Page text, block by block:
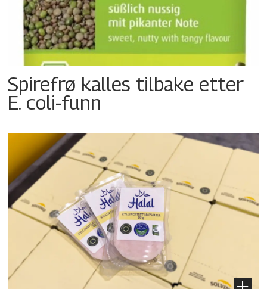
Spirefrø kalles tilbake etter
E. coli-funn